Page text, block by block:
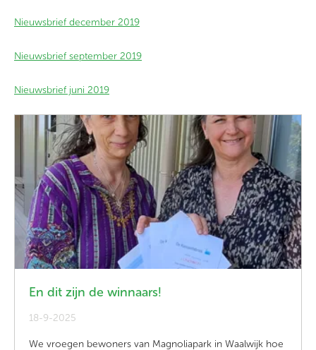
Nieuwsbrief december 2019
Nieuwsbrief september 2019
Nieuwsbrief juni 2019
En dit zijn de winnaars!
18-9-2025
We vroegen bewoners van Magnoliapark in Waalwijk hoe